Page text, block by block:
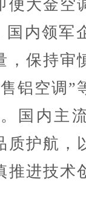
大金空
国内领军
，保持审
铝空调”
国内主
质护航，
推进技术